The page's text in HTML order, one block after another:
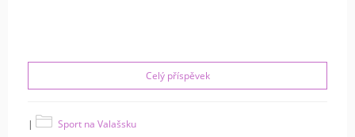
Celý příspěvek
| Sport na Valašsku